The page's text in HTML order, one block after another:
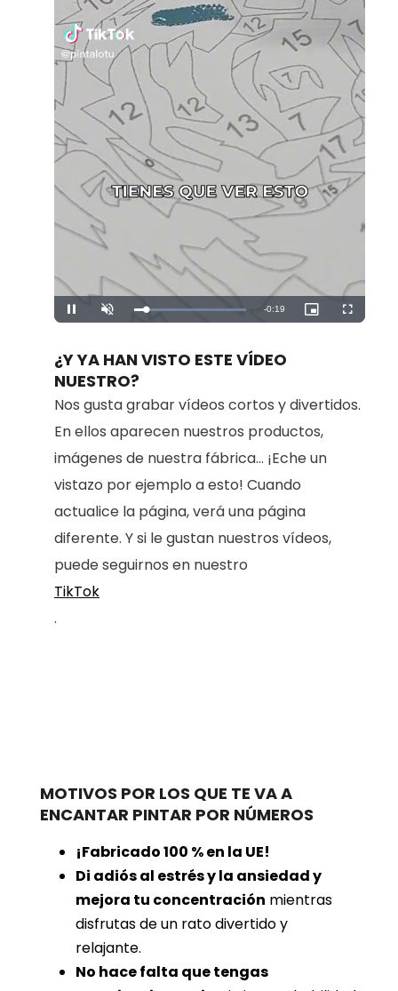
Pause Unmute Loaded:
100.00%
Remaining
-0:19
Picture-
in-
Fullscreen
¿Y YA HAN VISTO ESTE VÍDEO
NUESTRO?
Nos gusta grabar vídeos cortos y divertidos.
En ellos aparecen nuestros productos,
imágenes de nuestra fábrica... ¡Eche un
vistazo por ejemplo a esto! Cuando
actualice la página, verá una página
diferente. Y si le gustan nuestros vídeos,
puede seguirnos en nuestro
TikTok
.
MOTIVOS POR LOS QUE TE VA A
ENCANTAR PINTAR POR NÚMEROS
¡Fabricado 100 % en la UE!
Di adiós al estrés y la ansiedad y
mejora tu concentración mientras
disfrutas de un rato divertido y
relajante.
No hace falta que tengas